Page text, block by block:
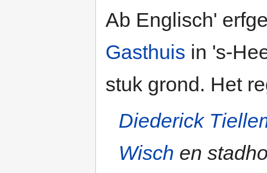
Ab Englisch'
Gasthuis in 's-
stuk grond. Het
Diederick
Wisch en